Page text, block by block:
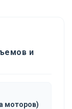
и
моторов)